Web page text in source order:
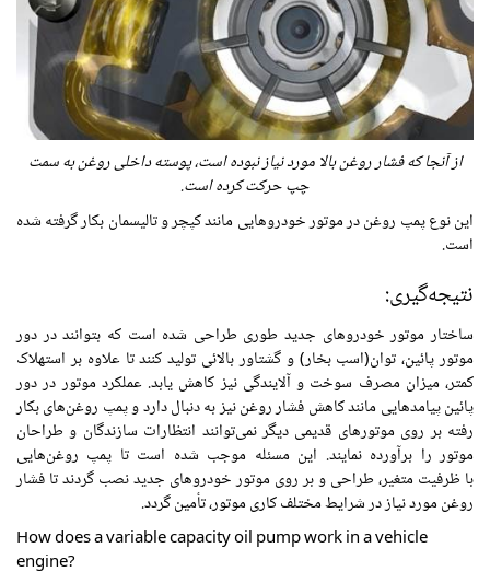
از آنجا که فشار روغن بالا مورد نیاز نبوده است، پوسته داخلی روغن به سمت
چپ حرکت کرده است.
این نوع پمپ روغن در موتور خودروهایی مانند کپچر و تالیسمان بکار گرفته شده
است.
نتیجه‌گیری:
ساختار موتور خودروهای جدید طوری طراحی شده است که بتوانند در دور
موتور پائین، توان(اسب بخار) و گشتاور بالائی تولید کنند تا علاوه بر استهلاک
کمتر، میزان مصرف سوخت و آلایندگی نیز کاهش یابد. عملکرد موتور در دور
پائین پیامدهایی مانند کاهش فشار روغن نیز به دنبال دارد و پمپ روغن‌های بکار
رفته بر روی موتورهای قدیمی دیگر نمی‌توانند انتظارات سازندگان و طراحان
موتور را برآورده نمایند. این مسئله موجب شده است تا پمپ روغن‌هایی
با ظرفیت متغیر، طراحی و بر روی موتور خودروهای جدید نصب گردند تا فشار
روغن مورد نیاز در شرایط مختلف کاری موتور، تأمین گردد.
How does a variable capacity oil pump work in a vehicle
engine?